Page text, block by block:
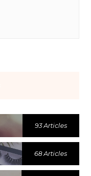
93 Articles
68 Articles